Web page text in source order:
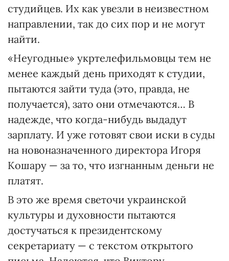
студийцев. Их как увезли в неизвестном
направлении, так до сих пор и не могут
найти.
«Неугодные» укртелефильмовцы тем не
менее каждый день приходят к студии,
пытаются зайти туда (это, правда, не
получается), зато они отмечаются… В
надежде, что когда-нибудь выдадут
зарплату. И уже готовят свои иски в суды
на новоназначенного директора Игоря
Кошару — за то, что изгнанным деньги не
платят.
В это же время светочи украинской
культуры и духовности пытаются
достучаться к президентскому
секретариату — с текстом открытого